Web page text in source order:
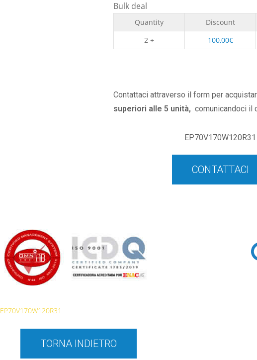
Bulk deal
Quantity Discount
2 +
100,00€
Contattaci attraverso il form per
superiori alle 5 unità, comunicandoci il
EP70V170W120R31
CONTATTACI
EP70V170W120R31
TORNA INDIETRO